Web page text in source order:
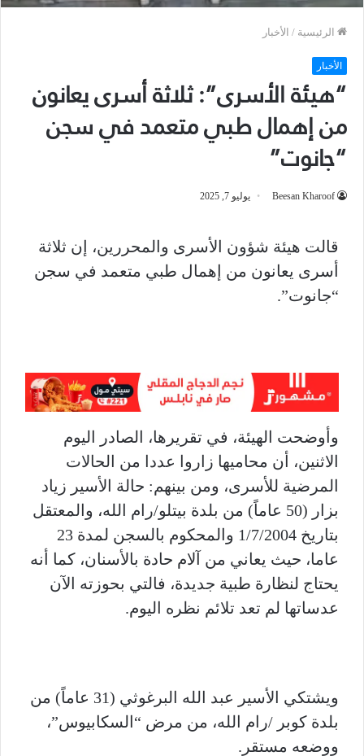
الرئيسية / الأخبار
الأخبار
“هيئة الأسرى”: ثلاثة أسرى يعانون
من إهمال طبي متعمد في سجن
“جانوت”
Beesan Kharoof يوليو 7, 2025
قالت هيئة شؤون الأسرى والمحررين، إن ثلاثة
أسرى يعانون من إهمال طبي متعمد في سجن
“جانوت”.
وأوضحت الهيئة، في تقريرها، الصادر اليوم
الاثنين، أن محاميها زاروا عددا من الحالات
المرضية للأسرى، ومن بينهم: حالة الأسير زياد
بزار (50 عاماً) من بلدة بيتلو/رام الله، والمعتقل
بتاريخ 1/7/2004 والمحكوم بالسجن لمدة 23
عاما، حيث يعاني من آلام حادة بالأسنان، كما أنه
يحتاج لنظارة طبية جديدة، فالتي بحوزته الآن
عدساتها لم تعد تلائم نظره اليوم.
ويشتكي الأسير عبد الله البرغوثي (31 عاماً) من
بلدة كوبر /رام الله، من مرض “السكابيوس”،
ووضعه مستقر.